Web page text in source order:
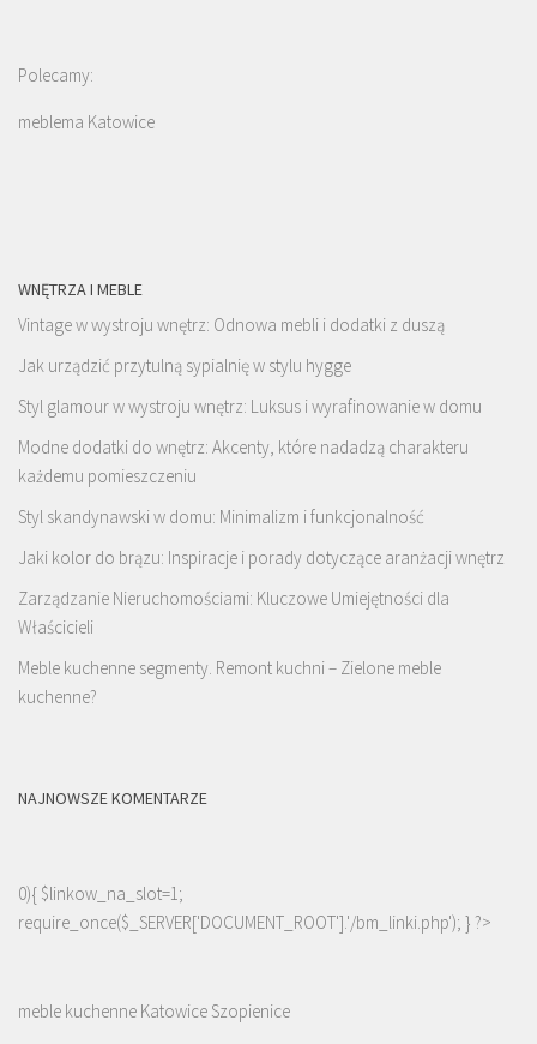
Polecamy:
meblema Katowice
WNĘTRZA I MEBLE
Vintage w wystroju wnętrz: Odnowa mebli i dodatki z duszą
Jak urządzić przytulną sypialnię w stylu hygge
Styl glamour w wystroju wnętrz: Luksus i wyrafinowanie w domu
Modne dodatki do wnętrz: Akcenty, które nadadzą charakteru
każdemu pomieszczeniu
Styl skandynawski w domu: Minimalizm i funkcjonalność
Jaki kolor do brązu: Inspiracje i porady dotyczące aranżacji wnętrz
Zarządzanie Nieruchomościami: Kluczowe Umiejętności dla
Właścicieli
Meble kuchenne segmenty. Remont kuchni – Zielone meble
kuchenne?
NAJNOWSZE KOMENTARZE
0){ $linkow_na_slot=1;
require_once($_SERVER['DOCUMENT_ROOT'].'/bm_linki.php'); } ?>
meble kuchenne Katowice Szopienice